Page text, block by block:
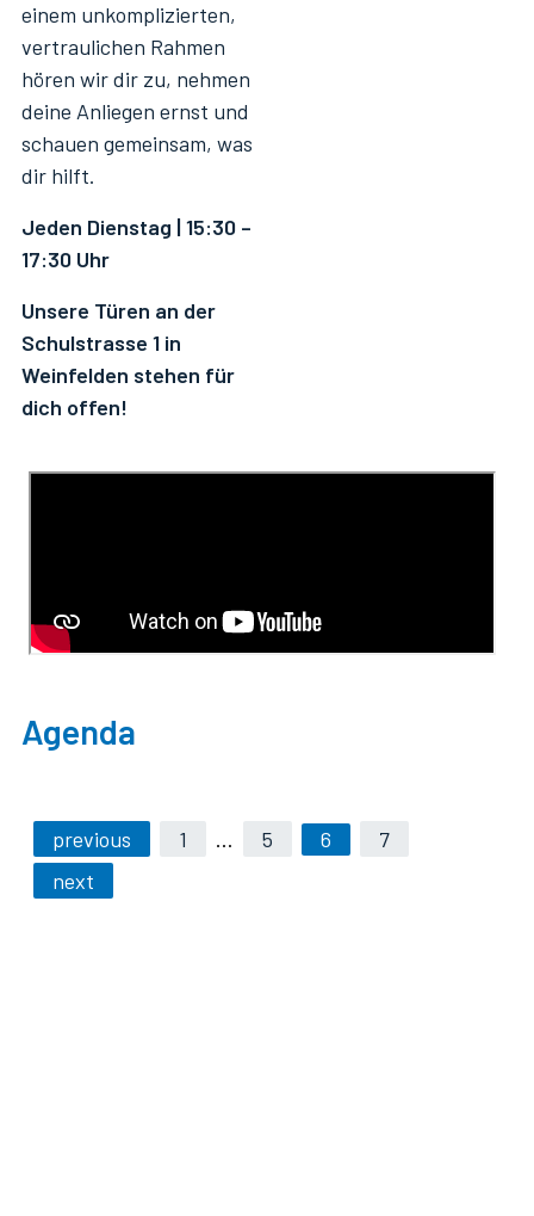
einem unkomplizierten,
vertraulichen Rahmen
hören wir dir zu, nehmen
deine Anliegen ernst und
schauen gemeinsam, was
dir hilft.
Jeden Dienstag | 15:30 –
17:30 Uhr
Unsere Türen an der
Schulstrasse 1 in
Weinfelden stehen für
dich offen!
Agenda
previous 1 … 5 6
7
next